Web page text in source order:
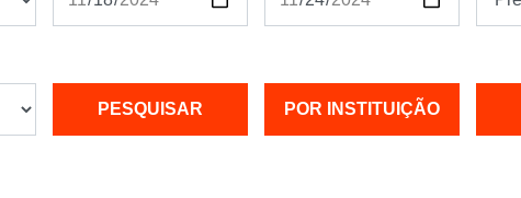
POR INSTITUIÇÃO